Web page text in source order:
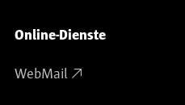
Online-Dienste
WebMail